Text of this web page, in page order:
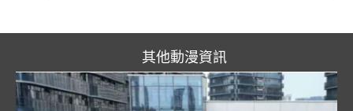
其他動漫資訊